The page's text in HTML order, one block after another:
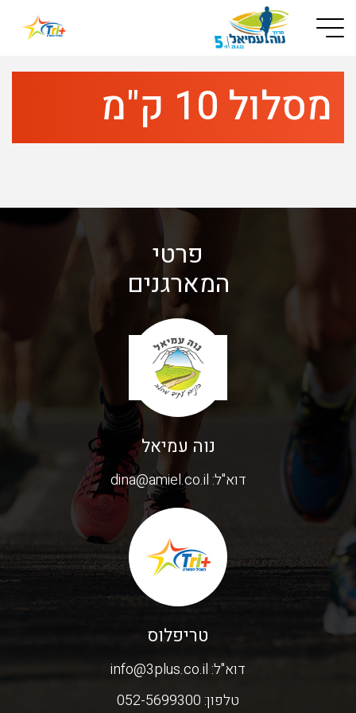
Button used only for devices with a small screen
מסלול 10 ק"מ
פרטי
המארגנים
נוה עמיאל
דוא"ל: dina@amiel.co.il
טריפלוס
דוא"ל:info@3plus.co.il
טלפון:052-5699300